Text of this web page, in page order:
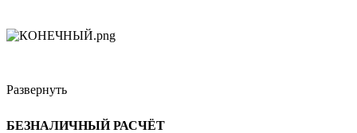
Развернуть
БЕЗНАЛИЧНЫЙ РАСЧЁТ